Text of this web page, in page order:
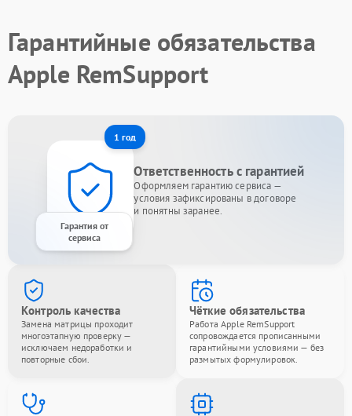
Гарантийные обязательства
Apple RemSupport
1 год
Гарантия от
сервиса
Ответственность с гарантией
Оформляем гарантию сервиса —
условия зафиксированы в договоре
и понятны заранее.
Контроль качества
Замена матрицы проходит
многоэтапную проверку —
исключаем недоработки и
повторные сбои.
Чёткие обязательства
Работа Apple RemSupport
сопровождается прописанными
гарантийными условиями — без
размытых формулировок.